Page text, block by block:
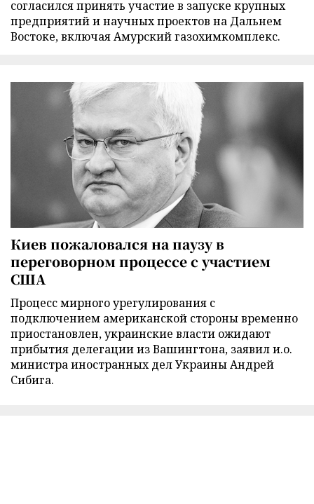
согласился принять участие в запуске крупных
предприятий и научных проектов на Дальнем
Востоке, включая Амурский газохимкомплекс.
Киев пожаловался на паузу в
переговорном процессе с участием
США
Процесс мирного урегулирования с
подключением американской стороны временно
приостановлен, украинские власти ожидают
прибытия делегации из Вашингтона, заявил и.о.
министра иностранных дел Украины Андрей
Сибига.